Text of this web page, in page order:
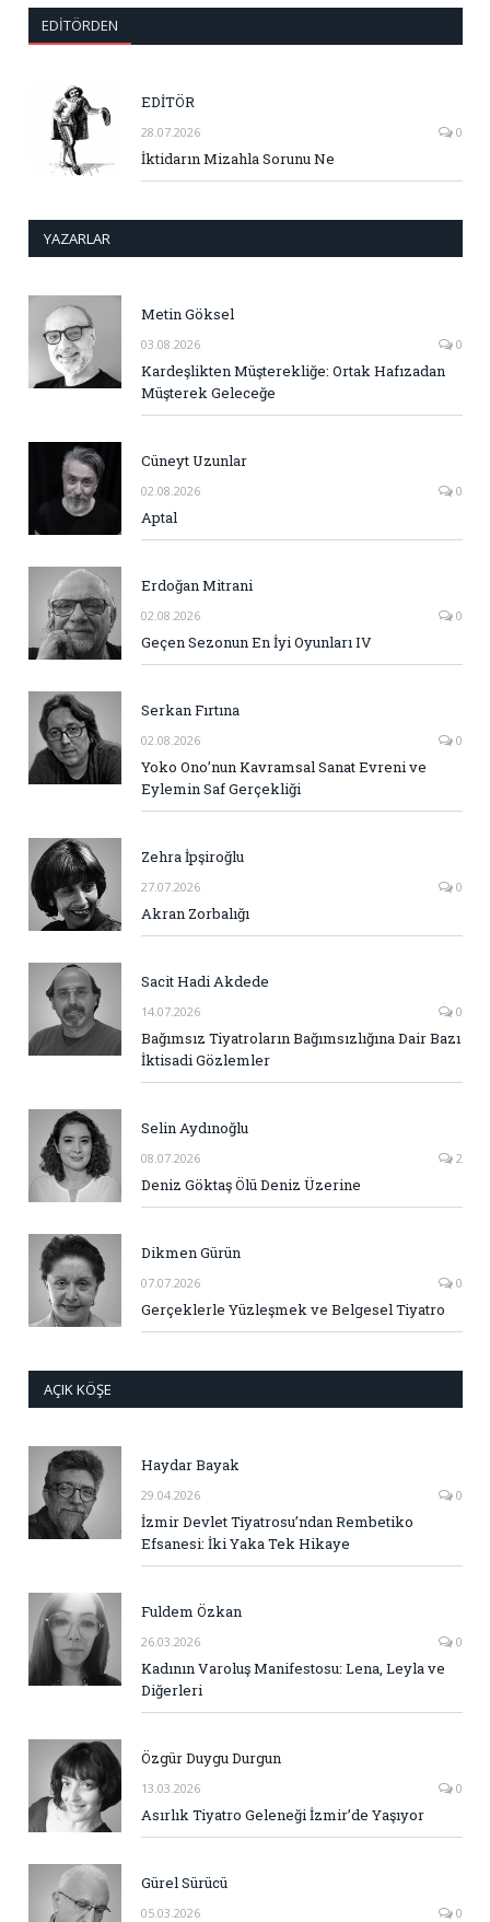
EDITÖRDEN
EDİTÖR
28.07.2026 0
İktidarın Mizahla Sorunu Ne
YAZARLAR
Metin Göksel
03.08.2026 0
Kardeşlikten Müşterekliğe: Ortak Hafızadan
Müşterek Geleceğe
Cüneyt Uzunlar
02.08.2026 0
Aptal
Erdoğan Mitrani
02.08.2026 0
Geçen Sezonun En İyi Oyunları IV
Serkan Fırtına
02.08.2026 0
Yoko Ono’nun Kavramsal Sanat Evreni ve
Eylemin Saf Gerçekliği
Zehra İpşiroğlu
27.07.2026 0
Akran Zorbalığı
Sacit Hadi Akdede
14.07.2026 0
Bağımsız Tiyatroların Bağımsızlığına Dair Bazı
İktisadi Gözlemler
Selin Aydınoğlu
08.07.2026 2
Deniz Göktaş Ölü Deniz Üzerine
Dikmen Gürün
07.07.2026 0
Gerçeklerle Yüzleşmek ve Belgesel Tiyatro
AÇIK KÖŞE
Haydar Bayak
29.04.2026 0
İzmir Devlet Tiyatrosu’ndan Rembetiko
Efsanesi: İki Yaka Tek Hikaye
Fuldem Özkan
26.03.2026 0
Kadının Varoluş Manifestosu: Lena, Leyla ve
Diğerleri
Özgür Duygu Durgun
13.03.2026 0
Asırlık Tiyatro Geleneği İzmir’de Yaşıyor
Gürel Sürücü
05.03.2026 0